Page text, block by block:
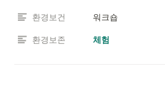
환경보건 워크숍
환경보존 체험